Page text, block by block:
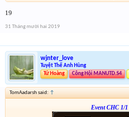
19
31 Tháng mười hai 2019
wjnter_love
Tuyệt Thế Anh Hùng
Tứ Hoàng
Công Hội MANUTD.S4
TomAadarsh said: ↑
Event CHC 1/1